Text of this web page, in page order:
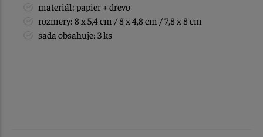
materiál: papier + drevo
rozmery: 8 x 5,4 cm / 8 x 4,8 cm / 7,8 x 8 cm
sada obsahuje: 3 ks